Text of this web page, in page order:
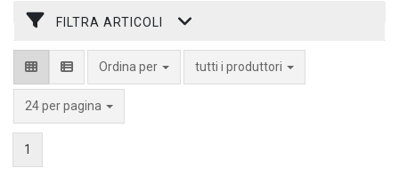
FILTRA ARTICOLI
Ordina per tutti i produttori
24 per pagina
1